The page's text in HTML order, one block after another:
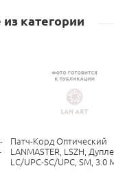
категории
Патч-Корд Оптический
LANMASTER, LSZH,
LC/UPC-SC/UPC, SM, 3.0